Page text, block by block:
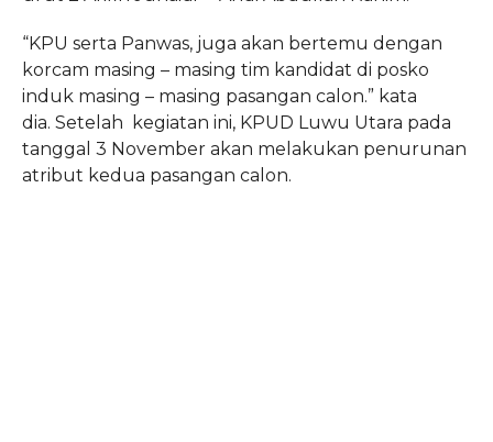
“KPU serta Panwas, juga akan bertemu dengan
korcam masing – masing tim kandidat di posko
induk masing – masing pasangan calon.” kata
dia. Setelah kegiatan ini, KPUD Luwu Utara pada
tanggal 3 November akan melakukan penurunan
atribut kedua pasangan calon.